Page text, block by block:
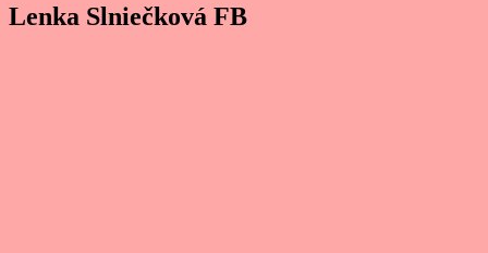
Lenka Slniečková FB